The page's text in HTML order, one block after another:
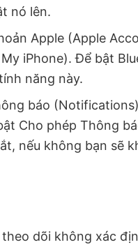
nó lên.
Apple (Apple
iPhone). Để bật
năng này.
báo
Cho phép Thông
nếu không bạn sẽ
dõi không xác